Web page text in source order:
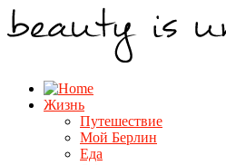
Жизнь
Путешествие
Мой Берлин
Еда